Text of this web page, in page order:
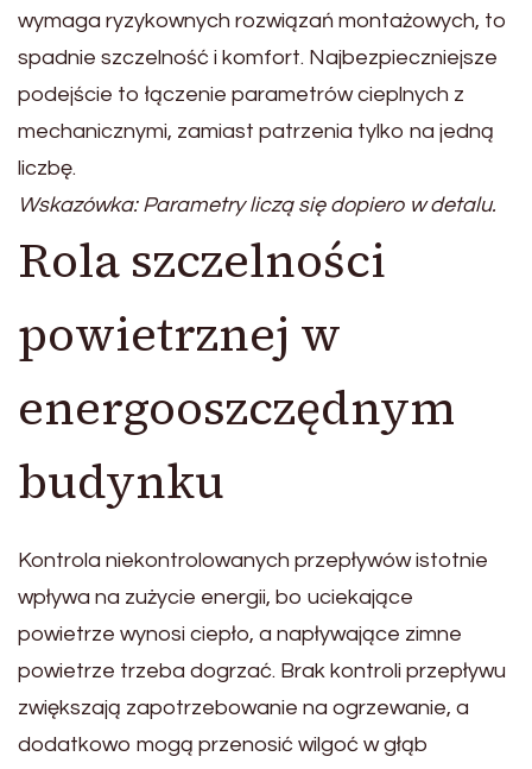
wymaga ryzykownych rozwiązań montażowych, to
spadnie szczelność i komfort. Najbezpieczniejsze
podejście to łączenie parametrów cieplnych z
mechanicznymi, zamiast patrzenia tylko na jedną
liczbę.
Wskazówka: Parametry liczą się dopiero w detalu.
Rola szczelności
powietrznej w
energooszczędnym
budynku
Kontrola niekontrolowanych przepływów istotnie
wpływa na zużycie energii, bo uciekające
powietrze wynosi ciepło, a napływające zimne
powietrze trzeba dogrzać. Brak kontroli przepływu
zwiększają zapotrzebowanie na ogrzewanie, a
dodatkowo mogą przenosić wilgoć w głąb